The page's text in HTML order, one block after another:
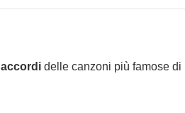
accordidelle canzoni più famose di